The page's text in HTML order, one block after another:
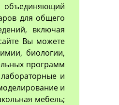
объединяющий
для общего
включая
Вы можете
биологии,
программ
и
и
мебель;